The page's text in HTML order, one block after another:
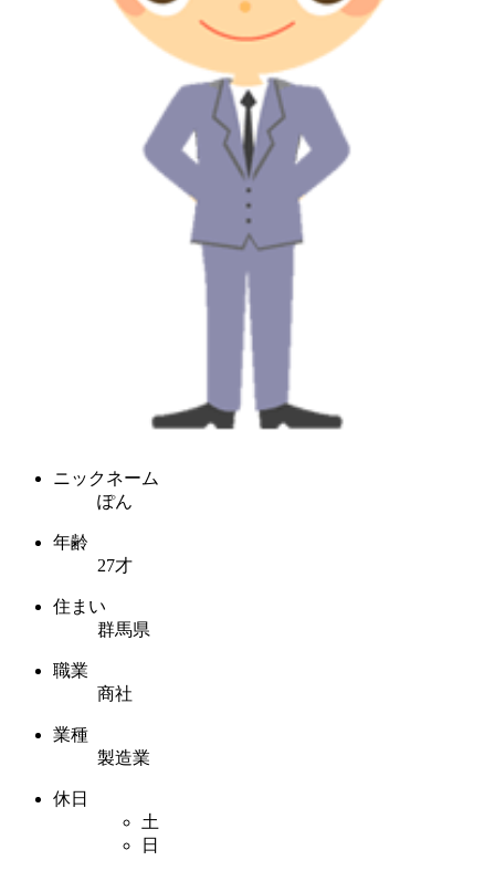
ニックネーム
ぽん
年齢
27才
住まい
群馬県
職業
商社
業種
製造業
休日
土
日